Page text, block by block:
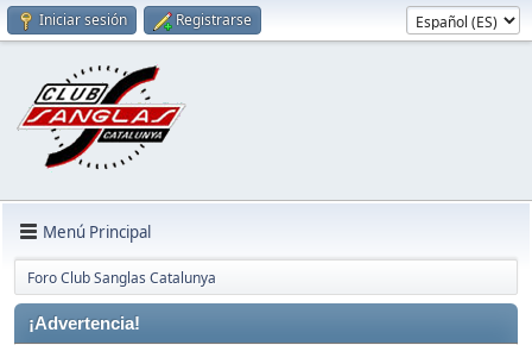
Iniciar sesión Registrarse
Menú Principal
Foro Club Sanglas Catalunya
¡Advertencia!